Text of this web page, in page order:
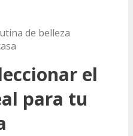
de belleza
el
para tu